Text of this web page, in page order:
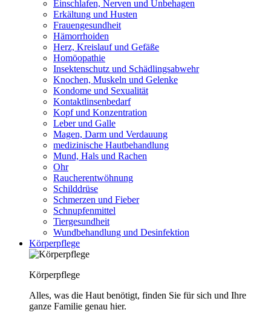
Einschlafen, Nerven und Unbehagen
Erkältung und Husten
Frauengesundheit
Hämorrhoiden
Herz, Kreislauf und Gefäße
Homöopathie
Insektenschutz und Schädlingsabwehr
Knochen, Muskeln und Gelenke
Kondome und Sexualität
Kontaktlinsenbedarf
Kopf und Konzentration
Leber und Galle
Magen, Darm und Verdauung
medizinische Hautbehandlung
Mund, Hals und Rachen
Ohr
Raucherentwöhnung
Schilddrüse
Schmerzen und Fieber
Schnupfenmittel
Tiergesundheit
Wundbehandlung und Desinfektion
Körperpflege
Körperpflege
Alles, was die Haut benötigt, finden Sie für sich und Ihre
ganze Familie genau hier.